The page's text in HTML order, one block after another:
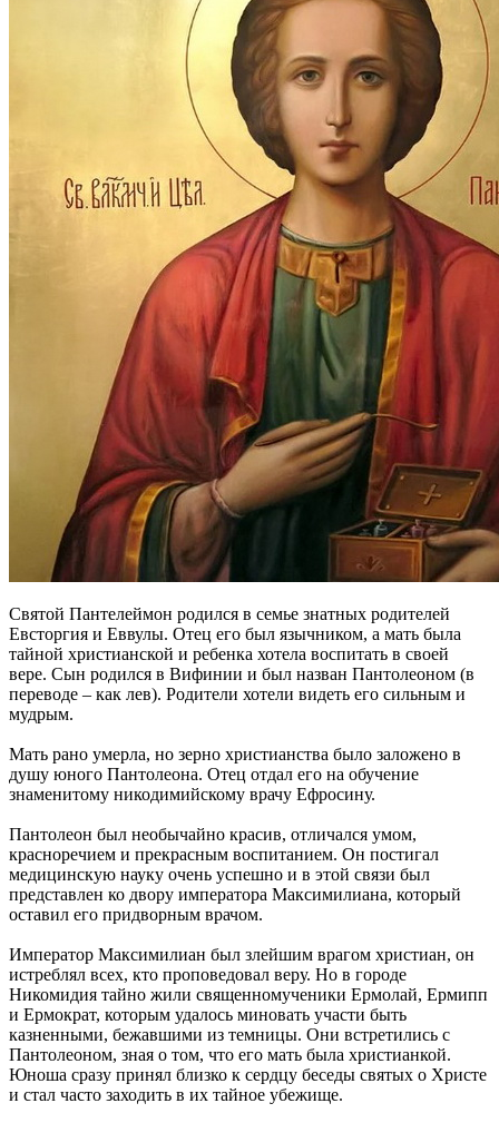
Святой Пантелеймон родился в семье знатных родителей
Евсторгия и Еввулы. Отец его был язычником, а мать была
тайной христианской и ребенка хотела воспитать в своей
вере. Сын родился в Вифинии и был назван Пантолеоном (в
переводе – как лев). Родители хотели видеть его сильным и
мудрым.
Мать рано умерла, но зерно христианства было заложено в
душу юного Пантолеона. Отец отдал его на обучение
знаменитому никодимийскому врачу Ефросину.
Пантолеон был необычайно красив, отличался умом,
красноречием и прекрасным воспитанием. Он постигал
медицинскую науку очень успешно и в этой связи был
представлен ко двору императора Максимилиана, который
оставил его придворным врачом.
Император Максимилиан был злейшим врагом христиан, он
истреблял всех, кто проповедовал веру. Но в городе
Никомидия тайно жили священномученики Ермолай, Ермипп
и Ермократ, которым удалось миновать участи быть
казненными, бежавшими из темницы. Они встретились с
Пантолеоном, зная о том, что его мать была христианкой.
Юноша сразу принял близко к сердцу беседы святых о Христе
и стал часто заходить в их тайное убежище.